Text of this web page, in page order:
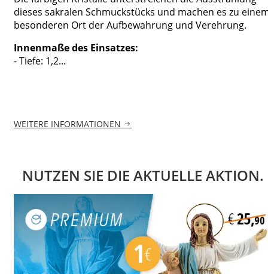
dieses sakralen Schmuckstücks und machen es zu
besonderen Ort der Aufbewahrung und Verehrung.
Innenmaße des Einsatzes:
- Tiefe: 1,2...
WEITERE INFORMATIONEN
NUTZEN SIE DIE AKTUELLE AKTION.